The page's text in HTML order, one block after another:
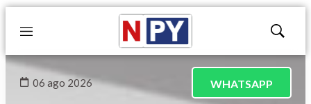
Menú
Mostrar
06 ago 2026 WHATSAPP